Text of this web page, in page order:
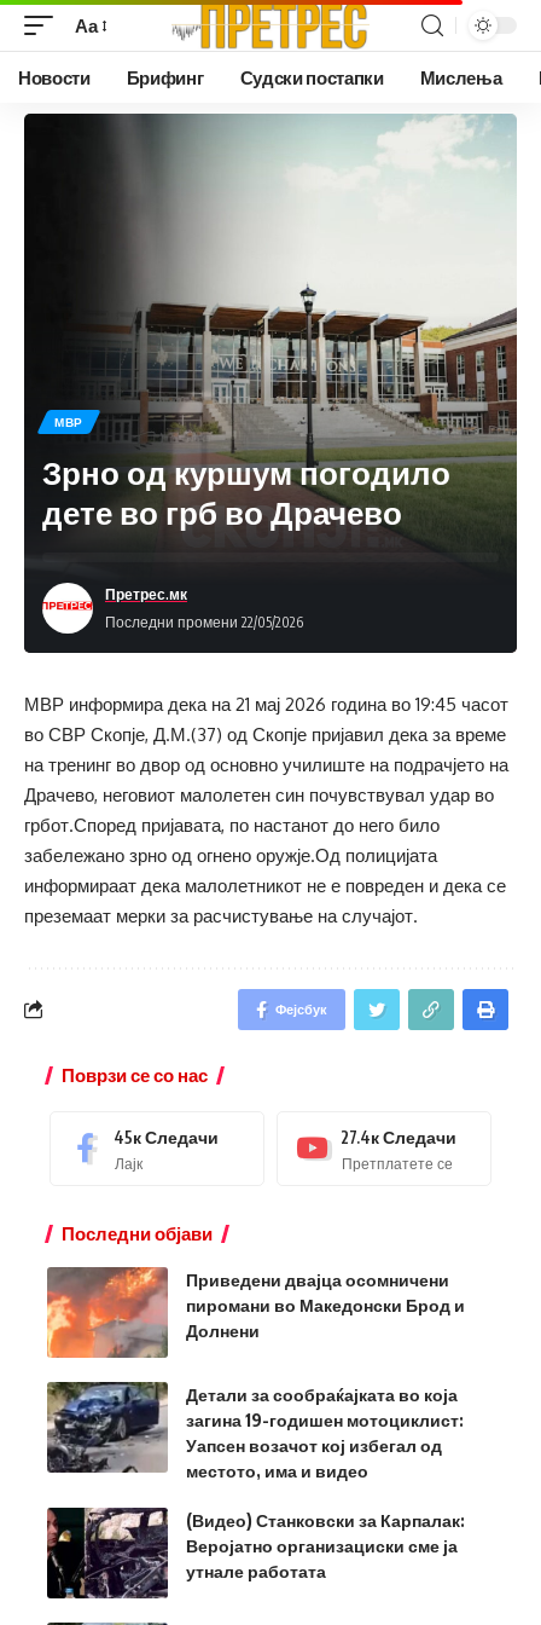
Аа
Новости Брифинг Судски постапки Мислења
МВР
Зрно од куршум погодило
дете во грб во Драчево
Последни промени 22/05/2026
Претрес.мк
МВР информира дека на 21 мај 2026 година во 19:45 часот
во СВР Скопје, Д.М.(37) од Скопје пријавил дека за време
на тренинг во двор од основно училиште на подрачјето на
Драчево, неговиот малолетен син почувствувал удар во
грбот.Според пријавата, по настанот до него било
забележано зрно од огнено оружје.Од полицијата
информираат дека малолетникот не е повреден и дека се
преземаат мерки за расчистување на случајот.
Фејсбук
Поврзи се со нас
45кСледачи
Лајк
27.4кСледачи
Претплатете се
Последни објави
Приведени двајца осомничени
пиромани во Македонски Брод и
Долнени
Детали за сообраќајката во која
загина 19-годишен мотоциклист:
Уапсен возачот кој избегал од
местото, има и видео
(Видео) Станковски за Карпалак:
Веројатно организациски сме ја
утнале работата